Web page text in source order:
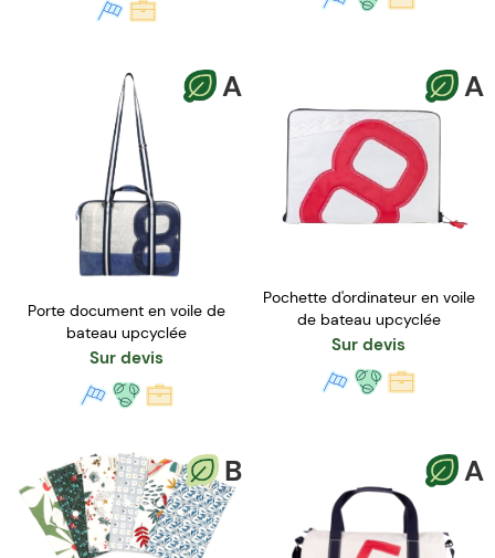
A
Porte document en voile de
bateau upcyclée
Sur devis
A
Pochette d'ordinateur en voile
de bateau upcyclée
Sur devis
B A